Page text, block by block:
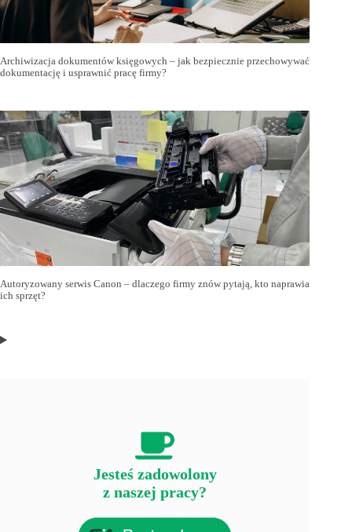
Archiwizacja dokumentów księgowych – jak bezpiecznie przechowywać
dokumentację i usprawnić pracę firmy?
Autoryzowany serwis Canon – dlaczego firmy znów pytają, kto naprawia
ich sprzęt?
Jesteś zadowolony
z naszej pracy?